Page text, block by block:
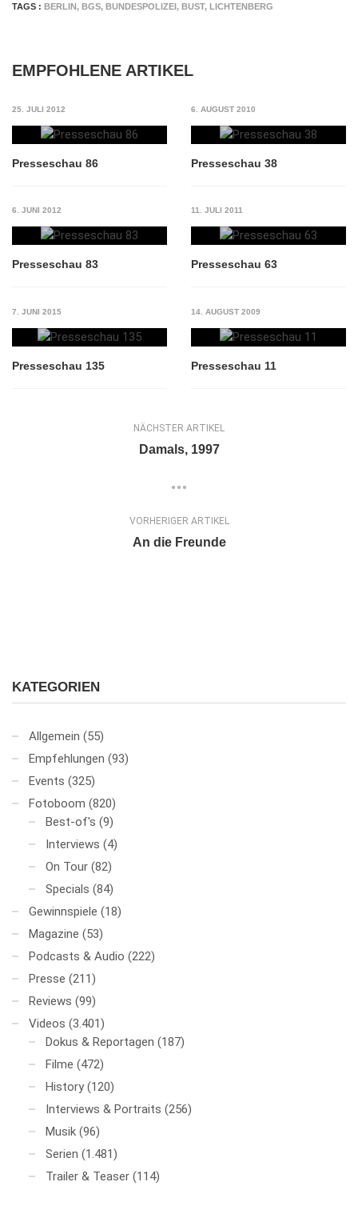
TAGS : BERLIN, BGS, BUNDESPOLIZEI, BUST, LICHTENBERG
EMPFOHLENE ARTIKEL
25. JULI 2012
Presseschau 86
6. AUGUST 2010
Presseschau 38
6. JUNI 2012
Presseschau 83
11. JULI 2011
Presseschau 63
7. JUNI 2015
Presseschau 135
14. AUGUST 2009
Presseschau 11
NÄCHSTER ARTIKEL
Damals, 1997
VORHERIGER ARTIKEL
An die Freunde
KATEGORIEN
Allgemein (55)
Empfehlungen (93)
Events (325)
Fotoboom (820)
Best-of's (9)
Interviews (4)
On Tour (82)
Specials (84)
Gewinnspiele (18)
Magazine (53)
Podcasts & Audio (222)
Presse (211)
Reviews (99)
Videos (3.401)
Dokus & Reportagen (187)
Filme (472)
History (120)
Interviews & Portraits (256)
Musik (96)
Serien (1.481)
Trailer & Teaser (114)